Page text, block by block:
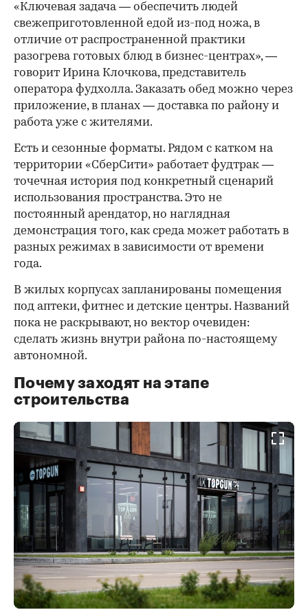
«Ключевая задача — обеспечить людей
свежеприготовленной едой из-под ножа, в
отличие от распространенной практики
разогрева готовых блюд в бизнес-центрах», —
говорит Ирина Клочкова, представитель
оператора фудхолла. Заказать обед можно через
приложение, в планах — доставка по району и
работа уже с жителями.
Есть и сезонные форматы. Рядом с катком на
территории «СберСити» работает фудтрак —
точечная история под конкретный сценарий
использования пространства. Это не
постоянный арендатор, но наглядная
демонстрация того, как среда может работать в
разных режимах в зависимости от времени
года.
В жилых корпусах запланированы помещения
под аптеки, фитнес и детские центры. Названий
пока не раскрывают, но вектор очевиден:
сделать жизнь внутри района по-настоящему
автономной.
Почему заходят на этапе
строительства